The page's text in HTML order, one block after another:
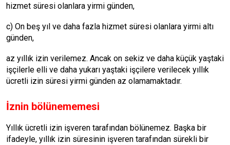
hizmet süresi olanlara yirmi günden,
c) On beş yıl ve daha fazla hizmet süresi olanlara yirmi altı
günden,
az yıllık izin verilemez. Ancak on sekiz ve daha küçük yaştaki
işçilerle elli ve daha yukarı yaştaki işçilere verilecek yıllık
ücretli izin süresi yirmi günden az olamamaktadır.
İznin bölünememesi
Yıllık ücretli izin işveren tarafından bölünemez. Başka bir
ifadeyle, yıllık izin süresinin işveren tarafından sürekli bir